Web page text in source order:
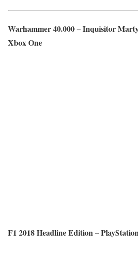
Warhammer 40.000 – Inquisitor
Xbox One
F1 2018 Headline Edition –